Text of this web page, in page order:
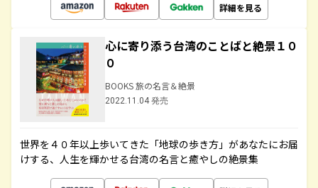
詳細を見る
心に寄り添う台湾のことばと絶景１０
０
BOOKS 旅の名言＆絶景
2022.11.04 発売
世界を４０年以上歩いてきた「地球の歩き方」があなたにお届
けする、人生を輝かせる台湾の名言と癒やしの絶景集